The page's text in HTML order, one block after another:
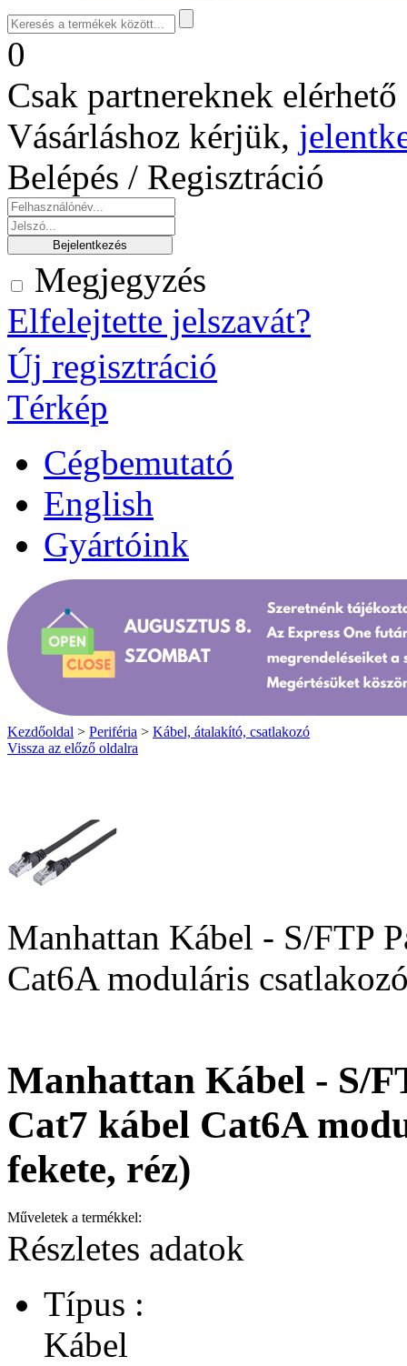
0
Csak partnereknek
Vásárláshoz kérjük,
Belépés / Regisztráció
Megjegyzés
Elfelejtette jelszavát?
Új regisztráció
Térkép
Cégbemutató
English
Gyártóink
Kezdőoldal > Periféria > Kábel, átalakító, csatlakozó
Vissza az előző oldalra
Manhattan Kábel - S/FTP
Cat6A moduláris
Manhattan Kábel - S/
Cat7 kábel Cat6A
fekete, réz)
Műveletek a termékkel:
Részletes adatok
Típus :
Kábel